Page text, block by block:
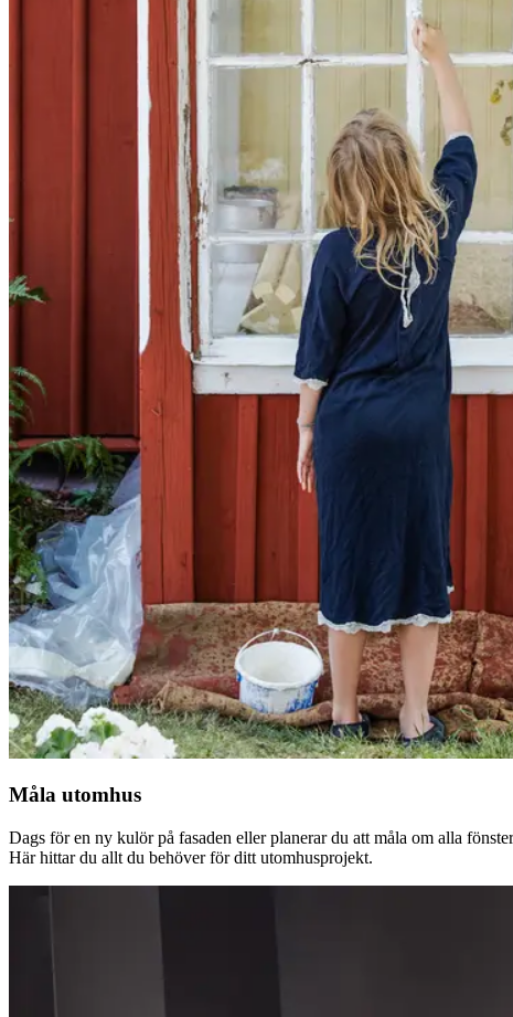
Måla utomhus
Dags för en ny kulör på fasaden eller planerar du att måla om alla
Här hittar du allt du behöver för ditt utomhusprojekt.